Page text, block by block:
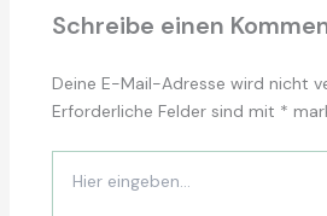
Schreibe einen
Deine E-Mail-Adresse wird nicht
Erforderliche Felder sind mit *
eingeben…